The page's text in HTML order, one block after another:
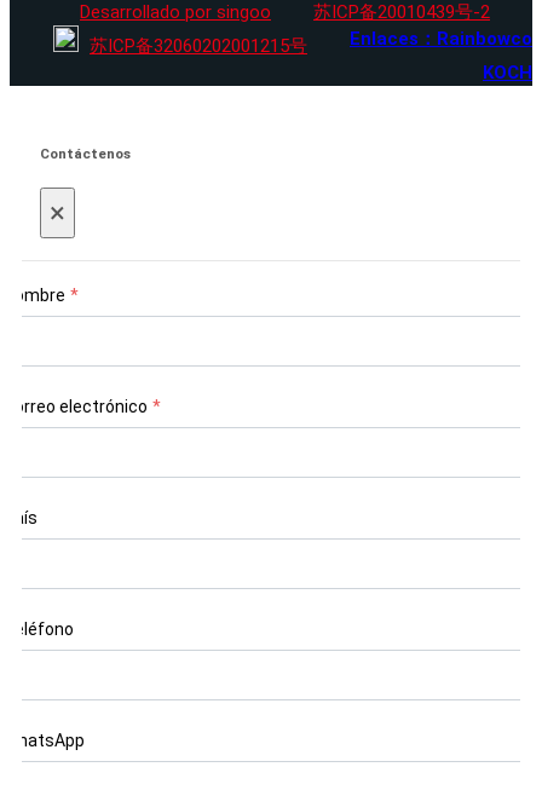
Desarrollado por singoo
苏ICP备20010439号-2
苏ICP备32060202001215号
Enlaces：Rainbowco
KOCH
Contáctenos
×
Nombre *
Correo electrónico *
País
Teléfono
WhatsApp